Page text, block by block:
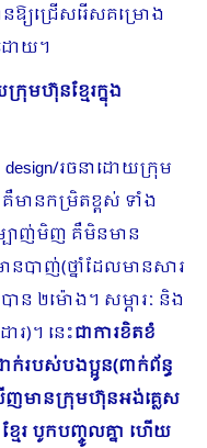
ឱ្យជ្រើសរើសគម្រោង
ដោយ។
មហ៊ុនខ្មែរក្នុង
រចនាដោយក្រុម
ានកម្រិតខ្ពស់ ទាំង
ម្បាញ់មិញ គឺមិនមាន
បាញ់(ថ្នាំដែលមានសារ
បាន ២ម៉ោង។ សម្ភារៈ និង
រ)។​ នេះជាការខិតខំ
របស់បងប្អូន(ពាក់ព័ន្ធ
ើញមានក្រុមហ៊ុនអង់គ្លេស
ែរ បូកបញ្ចូលគ្នា ហើយ